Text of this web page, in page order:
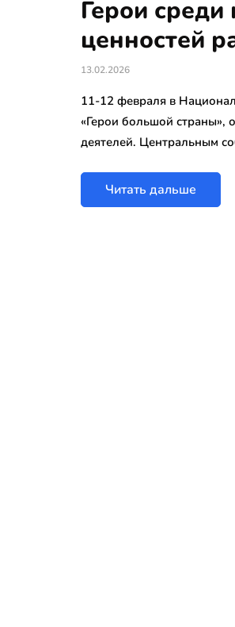
Герои
ценностей
13.02.2026
11-12 февраля в
«Герои большой страны»,
деятелей. Центральным
Читать дальше